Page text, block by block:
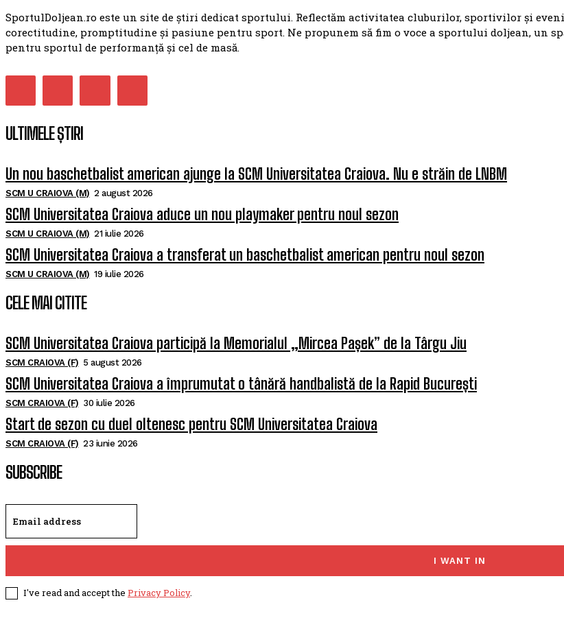
SportulDoljean.ro este un site de știri dedicat sportului. Reflectăm activitatea cluburilor, sportivilor și
corectitudine, promptitudine și pasiune pentru sport. Ne propunem să fim o voce a sportului doljean, un
pentru sportul de performanță și cel de masă.
ULTIMELE ȘTIRI
Un nou baschetbalist american ajunge la SCM Universitatea Craiova. Nu e străin de LNBM
SCM U CRAIOVA (M) 2 august 2026
SCM Universitatea Craiova aduce un nou playmaker pentru noul sezon
SCM U CRAIOVA (M) 21 iulie 2026
SCM Universitatea Craiova a transferat un baschetbalist american pentru noul sezon
SCM U CRAIOVA (M) 19 iulie 2026
CELE MAI CITITE
SCM Universitatea Craiova participă la Memorialul „Mircea Pașek” de la Târgu Jiu
SCM CRAIOVA (F) 5 august 2026
SCM Universitatea Craiova a împrumutat o tânără handbalistă de la Rapid București
SCM CRAIOVA (F) 30 iulie 2026
Start de sezon cu duel oltenesc pentru SCM Universitatea Craiova
SCM CRAIOVA (F) 23 iunie 2026
SUBSCRIBE
I WANT IN
I've read and accept the Privacy Policy.